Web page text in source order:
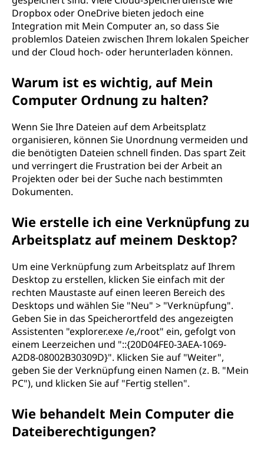
Dropbox oder OneDrive bieten jedoch eine
Integration mit Mein Computer an, so dass Sie
problemlos Dateien zwischen Ihrem lokalen Speicher
und der Cloud hoch- oder herunterladen können.
Warum ist es wichtig, auf Mein
Computer Ordnung zu halten?
Wenn Sie Ihre Dateien auf dem Arbeitsplatz
organisieren, können Sie Unordnung vermeiden und
die benötigten Dateien schnell finden. Das spart Zeit
und verringert die Frustration bei der Arbeit an
Projekten oder bei der Suche nach bestimmten
Dokumenten.
Wie erstelle ich eine Verknüpfung zu
Arbeitsplatz auf meinem Desktop?
Um eine Verknüpfung zum Arbeitsplatz auf Ihrem
Desktop zu erstellen, klicken Sie einfach mit der
rechten Maustaste auf einen leeren Bereich des
Desktops und wählen Sie "Neu" > "Verknüpfung".
Geben Sie in das Speicherortfeld des angezeigten
Assistenten "explorer.exe /e,/root" ein, gefolgt von
einem Leerzeichen und "::{20D04FE0-3AEA-1069-
A2D8-08002B30309D}". Klicken Sie auf "Weiter",
geben Sie der Verknüpfung einen Namen (z. B. "Mein
PC"), und klicken Sie auf "Fertig stellen".
Wie behandelt Mein Computer die
Dateiberechtigungen?